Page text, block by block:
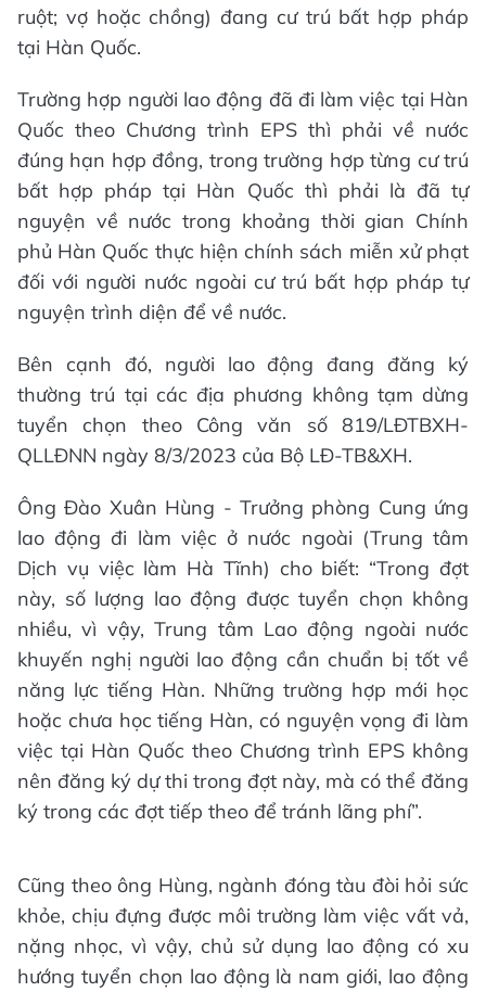
ruột; vợ hoặc chồng) đang cư trú bất hợp pháp
tại Hàn Quốc.
Trường hợp người lao động đã đi làm việc tại Hàn
Quốc theo Chương trình EPS thì phải về nước
đúng hạn hợp đồng, trong trường hợp từng cư trú
bất hợp pháp tại Hàn Quốc thì phải là đã tự
nguyện về nước trong khoảng thời gian Chính
phủ Hàn Quốc thực hiện chính sách miễn xử phạt
đối với người nước ngoài cư trú bất hợp pháp tự
nguyện trình diện để về nước.
Bên cạnh đó, người lao động đang đăng ký
thường trú tại các địa phương không tạm dừng
tuyển chọn theo Công văn số 819/LĐTBXH-
QLLĐNN ngày 8/3/2023 của Bộ LĐ-TB&XH.
Ông Đào Xuân Hùng - Trưởng phòng Cung ứng
lao động đi làm việc ở nước ngoài (Trung tâm
Dịch vụ việc làm Hà Tĩnh) cho biết: “Trong đợt
này, số lượng lao động được tuyển chọn không
nhiều, vì vậy, Trung tâm Lao động ngoài nước
khuyến nghị người lao động cần chuẩn bị tốt về
năng lực tiếng Hàn. Những trường hợp mới học
hoặc chưa học tiếng Hàn, có nguyện vọng đi làm
việc tại Hàn Quốc theo Chương trình EPS không
nên đăng ký dự thi trong đợt này, mà có thể đăng
ký trong các đợt tiếp theo để tránh lãng phí”.
Cũng theo ông Hùng, ngành đóng tàu đòi hỏi sức
khỏe, chịu đựng được môi trường làm việc vất vả,
nặng nhọc, vì vậy, chủ sử dụng lao động có xu
hướng tuyển chọn lao động là nam giới, lao động